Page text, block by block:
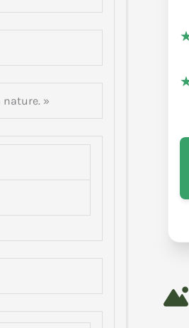
nature. »